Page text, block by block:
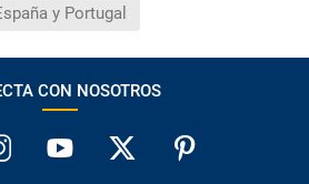
y Portugal
CON NOSOTROS